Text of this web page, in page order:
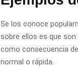
Se los conoce
sobre ellos es que
como consecuencia
normal o rápida.